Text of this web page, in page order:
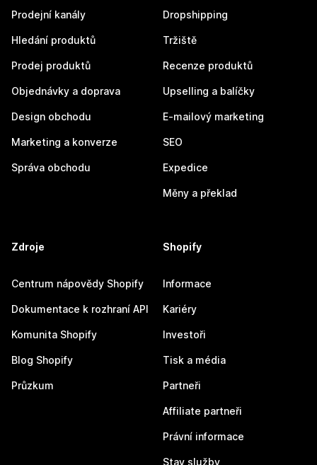
Prodejní kanály
Hledání produktů
Prodej produktů
Objednávky a doprava
Design obchodu
Marketing a konverze
Správa obchodu
Dropshipping
Tržiště
Recenze produktů
Upselling a balíčky
E-mailový marketing
SEO
Expedice
Měny a překlad
Zdroje
Centrum nápovědy Shopify
Dokumentace k rozhraní API
Komunita Shopify
Blog Shopify
Průzkum
Shopify
Informace
Kariéry
Investoři
Tisk a média
Partneři
Affiliate partneři
Právní informace
Stav služby